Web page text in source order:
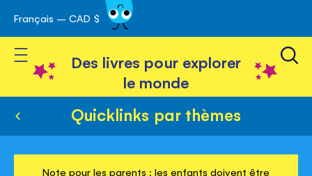
Skip
to
Content
Français – CAD $
Toggle Nav
Des livres pour explorer
le monde
Quicklinks par thèmes
Note pour les parents : les enfants doivent être